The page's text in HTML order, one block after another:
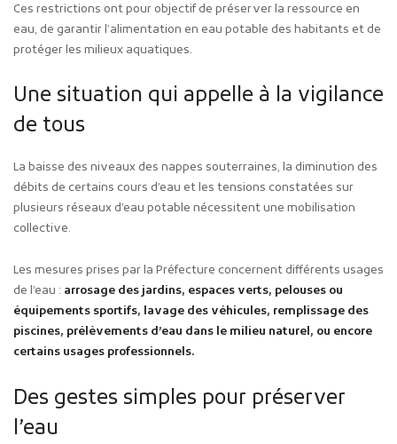
Ces restrictions ont pour objectif de préserver la ressource en
eau, de garantir l’alimentation en eau potable des habitants et de
protéger les milieux aquatiques.
Une situation qui appelle à la vigilance
de tous
La baisse des niveaux des nappes souterraines, la diminution des
débits de certains cours d’eau et les tensions constatées sur
plusieurs réseaux d’eau potable nécessitent une mobilisation
collective.
Les mesures prises par la Préfecture concernent différents usages
de l’eau : arrosage des jardins, espaces verts, pelouses ou
équipements sportifs, lavage des véhicules, remplissage des
piscines, prélèvements d’eau dans le milieu naturel, ou encore
certains usages professionnels.
Des gestes simples pour préserver
l’eau